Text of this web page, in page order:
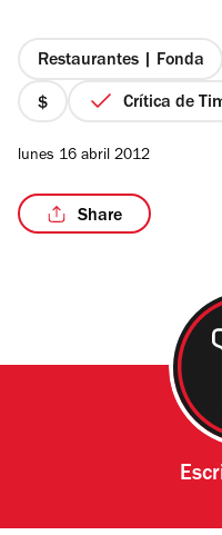
estrellas
Restaurantes | Fonda
precio
4
Crítica de
lunes 16 abril 2012
Share